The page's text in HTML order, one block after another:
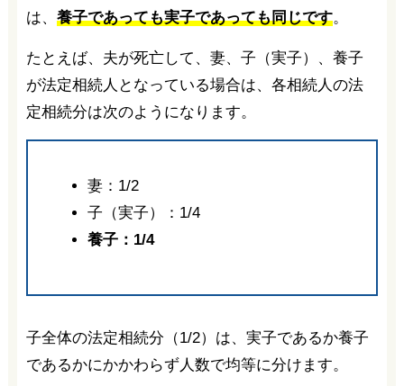
は、 養子であっても実子であっても同じです。
たとえば、夫が死亡して、妻、子（実子）、養子
が法定相続人となっている場合は、各相続人の法
定相続分は次のようになります。
妻：1/2
子（実子）：1/4
養子：1/4
子全体の法定相続分（1/2）は、実子であるか養子
であるかにかかわらず人数で均等に分けます。